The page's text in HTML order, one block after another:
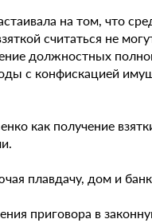
на том, что
считаться не
должностных
с конфискацией
как получение
плавдачу, дом и
приговора в